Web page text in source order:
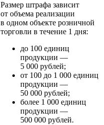
Размер штрафа зависит
от объема реализации
в одном объекте розничной
торговли в течение 1 дня:
до 100 единиц
продукции —
5 000 рублей;
от 100 до 1 000 единиц
продукции —
50 000 рублей;
более 1 000 единиц
продукции —
500 000 рублей.